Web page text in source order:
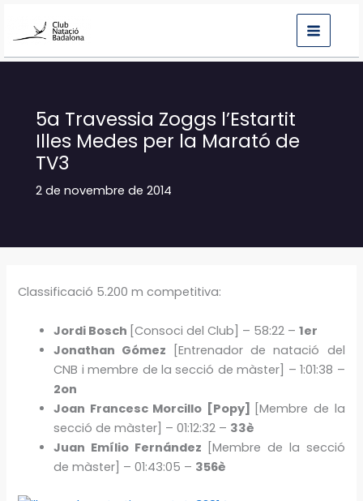
5a Travessia Zoggs l’Estartit
Illes Medes per la Marató de
TV3
2 de novembre de 2014
Classificació 5.200 m competitiva:
Jordi Bosch [Consoci del Club] – 58:22 –1er
Jonathan Gómez
[Entrenador de natació del
CNB i membre de la secció de màster] – 1:01:38 –
2on
Joan Francesc Morcillo [Popy] [Membre de la
secció de màster] – 01:12:32 – 33è
Juan Emílio Fernández [Membre de la secció
de màster] – 01:43:05 – 356è